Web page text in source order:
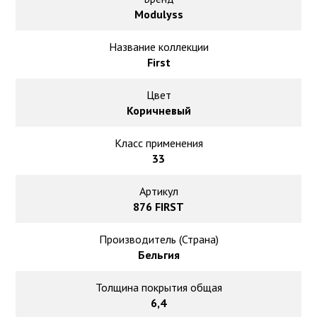
Ковролин оптом
Modulyss
Название коллекции
First
Цвет
Коричневый
Класс применения
33
Артикул
876 FIRST
Производитель (Страна)
Бельгия
Толщина покрытия общая
6,4